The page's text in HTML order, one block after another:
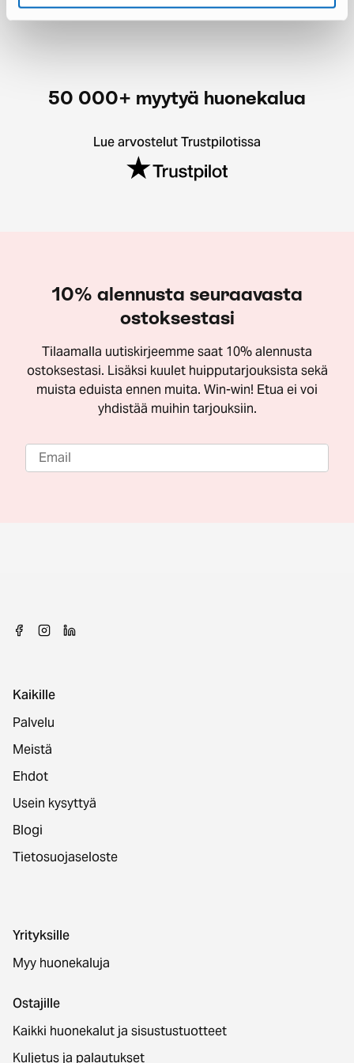
50 000+ myytyä huonekalua
Lue arvostelut Trustpilotissa
10% alennusta seuraavasta
ostoksestasi
Tilaamalla uutiskirjeemme saat 10% alennusta
ostoksestasi. Lisäksi kuulet huipputarjouksista sekä
muista eduista ennen muita. Win-win! Etua ei voi
yhdistää muihin tarjouksiin.
Kaikille
Palvelu
Meistä
Ehdot
Usein kysyttyä
Blogi
Tietosuojaseloste
Yrityksille
Myy huonekaluja
Ostajille
Kaikki huonekalut ja sisustustuotteet
Kuljetus ja palautukset